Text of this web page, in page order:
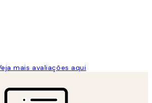
mais avaliações aqui